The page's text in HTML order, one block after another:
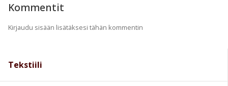
Kommentit
Kirjaudu sisään lisätäksesi tähän kommentin
Tekstiili